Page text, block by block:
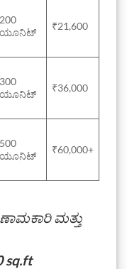
200
ಯೂನಿಟ್
₹21,600
300
ಯೂನಿಟ್
₹36,000
500
ಯೂನಿಟ್
₹60,000+
ಮತ್ತು
sq.ft